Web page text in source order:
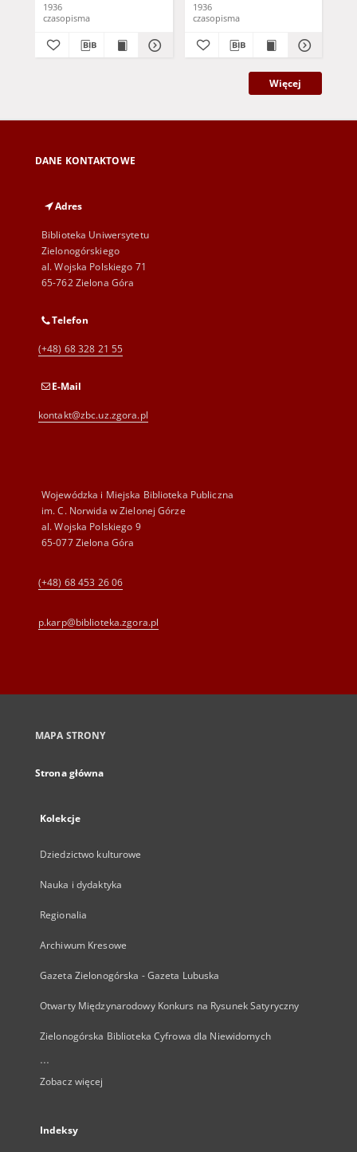
1936
czasopisma
1936
czasopisma
Więcej
DANE KONTAKTOWE
Adres
Biblioteka Uniwersytetu
Zielonogórskiego
al. Wojska Polskiego 71
65-762 Zielona Góra
Telefon
(+48) 68 328 21 55
E-Mail
kontakt@zbc.uz.zgora.pl
Wojewódzka i Miejska Biblioteka Publiczna
im. C. Norwida w Zielonej Górze
al. Wojska Polskiego 9
65-077 Zielona Góra
(+48) 68 453 26 06
p.karp@biblioteka.zgora.pl
MAPA STRONY
Strona główna
Kolekcje
Dziedzictwo kulturowe
Nauka i dydaktyka
Regionalia
Archiwum Kresowe
Gazeta Zielonogórska - Gazeta Lubuska
Otwarty Międzynarodowy Konkurs na Rysunek Satyryczny
Zielonogórska Biblioteka Cyfrowa dla Niewidomych
...
Zobacz więcej
Indeksy